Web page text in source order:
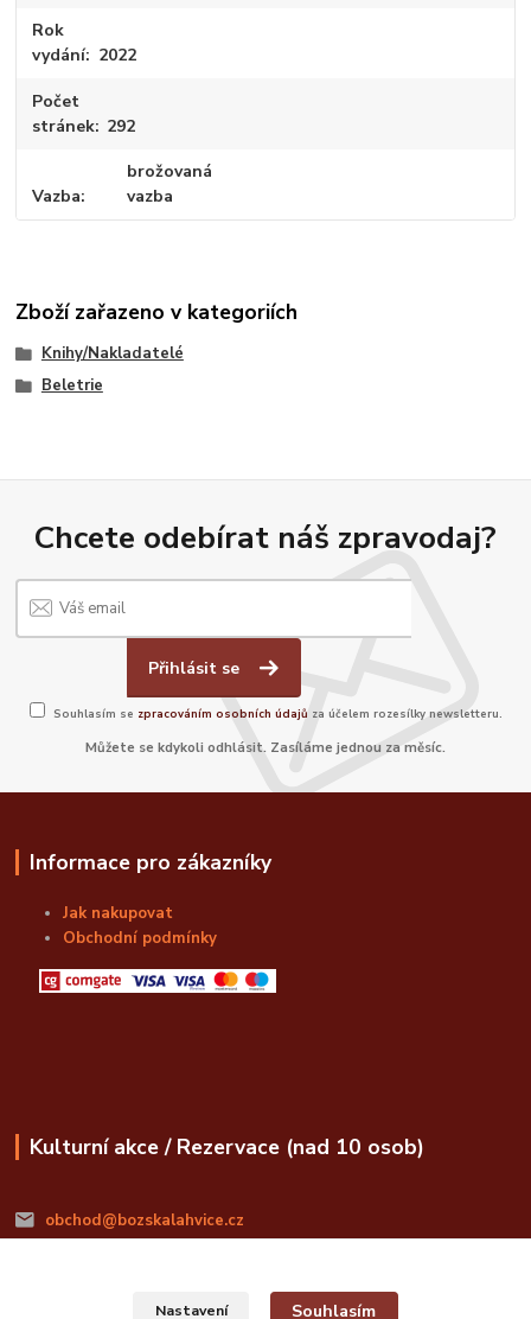
Rok
vydání
2022
Počet
stránek 292
Vazba
brožovaná
vazba
Zboží zařazeno v kategoriích
Knihy/Nakladatelé
Beletrie
Chcete odebírat náš zpravodaj?
Přihlásit se
Souhlasím se zpracováním osobních údajů za účelem rozesílky newsletteru.
Můžete se kdykoli odhlásit. Zasíláme jednou za měsíc.
Informace pro zákazníky
Jak nakupovat
Obchodní podmínky
Kulturní akce / Rezervace (nad 10 osob)
obchod@bozskalahvice.cz
Nastavení Souhlasím